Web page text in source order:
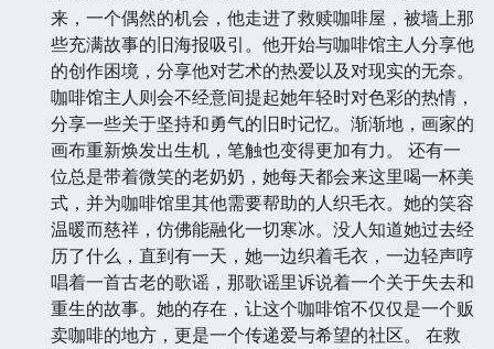
来，一个偶然的机会，他走进了救赎咖啡屋，被墙上那
些充满故事的旧海报吸引。他开始与咖啡馆主人分享他
的创作困境，分享他对艺术的热爱以及对现实的无奈。
咖啡馆主人则会不经意间提起她年轻时对色彩的热情，
分享一些关于坚持和勇气的旧时记忆。渐渐地，画家的
画布重新焕发出生机，笔触也变得更加有力。 还有一
位总是带着微笑的老奶奶，她每天都会来这里喝一杯美
式，并为咖啡馆里其他需要帮助的人织毛衣。她的笑容
温暖而慈祥，仿佛能融化一切寒冰。没人知道她过去经
历了什么，直到有一天，她一边织着毛衣，一边轻声哼
唱着一首古老的歌谣，那歌谣里诉说着一个关于失去和
重生的故事。她的存在，让这个咖啡馆不仅仅是一个贩
卖咖啡的地方，更是一个传递爱与希望的社区。 在救